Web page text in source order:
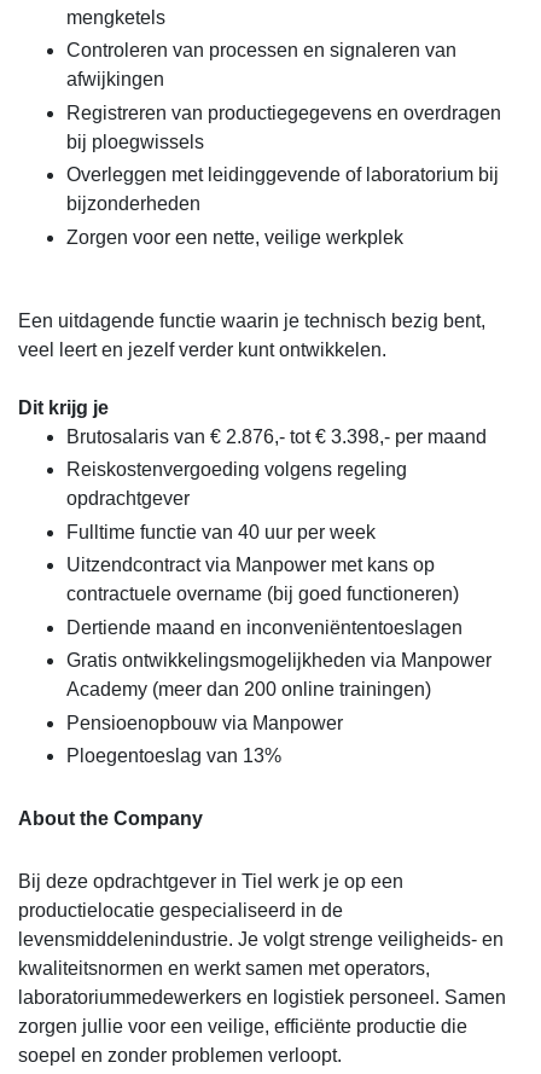
mengketels
Controleren van processen en signaleren van
afwijkingen
Registreren van productiegegevens en overdragen
bij ploegwissels
Overleggen met leidinggevende of laboratorium bij
bijzonderheden
Zorgen voor een nette, veilige werkplek
Een uitdagende functie waarin je technisch bezig bent,
veel leert en jezelf verder kunt ontwikkelen.
Dit krijg je
Brutosalaris van € 2.876,- tot € 3.398,- per maand
Reiskostenvergoeding volgens regeling
opdrachtgever
Fulltime functie van 40 uur per week
Uitzendcontract via Manpower met kans op
contractuele overname (bij goed functioneren)
Dertiende maand en inconveniëntentoeslagen
Gratis ontwikkelingsmogelijkheden via Manpower
Academy (meer dan 200 online trainingen)
Pensioenopbouw via Manpower
Ploegentoeslag van 13%
About the Company
Bij deze opdrachtgever in Tiel werk je op een
productielocatie gespecialiseerd in de
levensmiddelenindustrie. Je volgt strenge veiligheids- en
kwaliteitsnormen en werkt samen met operators,
laboratoriummedewerkers en logistiek personeel. Samen
zorgen jullie voor een veilige, efficiënte productie die
soepel en zonder problemen verloopt.